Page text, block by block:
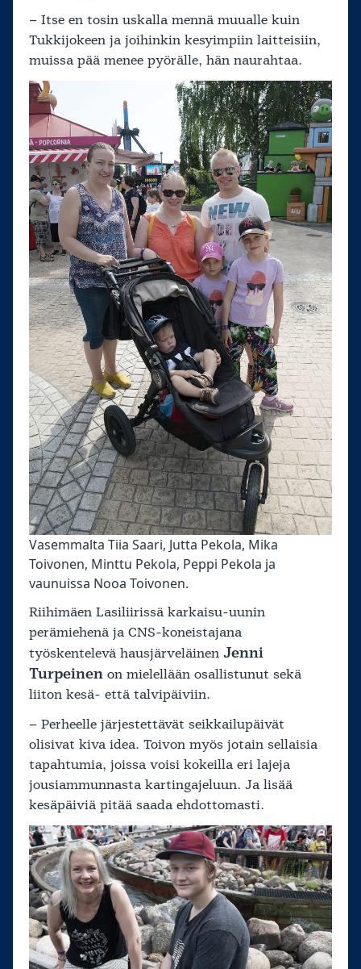
– Itse en tosin uskalla mennä muualle kuin
Tukkijokeen ja joihinkin kesyimpiin laitteisiin,
muissa pää menee pyörälle, hän naurahtaa.
Vasemmalta Tiia Saari, Jutta Pekola, Mika
Toivonen, Minttu Pekola, Peppi Pekola ja
vaunuissa Nooa Toivonen.
Riihimäen Lasiliirissä karkaisu-uunin
perämiehenä ja CNS-koneistajana
työskentelevä hausjärveläinen Jenni
Turpeinen on mielellään osallistunut sekä
liiton kesä- että talvipäiviin.
– Perheelle järjestettävät seikkailupäivät
olisivat kiva idea. Toivon myös jotain sellaisia
tapahtumia, joissa voisi kokeilla eri lajeja
jousiammunnasta kartingajeluun. Ja lisää
kesäpäiviä pitää saada ehdottomasti.